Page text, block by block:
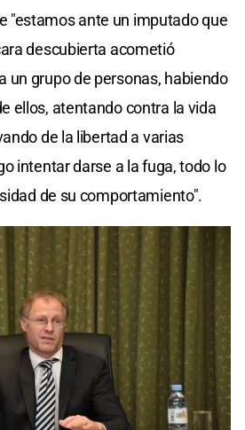
"estamos ante un imputado que
descubierta acometió
un grupo de personas, habiendo
ellos, atentando contra la vida
de la libertad a varias
intentar darse a la fuga, todo lo
de su comportamiento".